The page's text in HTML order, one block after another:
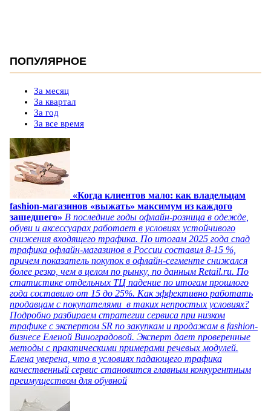
ПОПУЛЯРНОЕ
За месяц
За квартал
За год
За все время
«Когда клиентов мало: как владельцам
fashion-магазинов «выжать» максимум из каждого
зашедшего» В последние годы офлайн-розница в одежде,
обуви и аксессуарах работает в условиях устойчивого
снижения входящего трафика. По итогам 2025 года спад
трафика офлайн-магазинов в России составил 8-15 %,
причем показатель покупок в офлайн-сегменте снижался
более резко, чем в целом по рынку, по данным Retail.ru. По
статистике отдельных ТЦ падение по итогам прошлого
года составило от 15 до 25%. Как эффективно работать
продавцам с покупателями в таких непростых условиях?
Подробно разбираем стратегии сервиса при низком
трафике с экспертом SR по закупкам и продажам в fashion-
бизнесе Еленой Виноградовой. Эксперт дает проверенные
методы с практическими примерами речевых модулей.
Елена уверена, что в условиях падающего трафика
качественный сервис становится главным конкурентным
преимуществом для обувной